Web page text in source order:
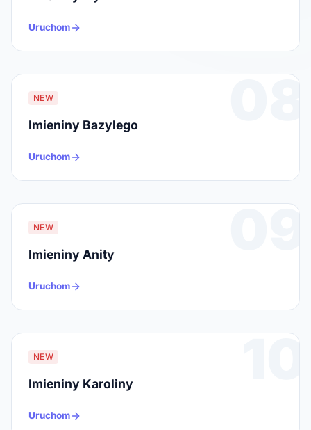
Uruchom
08
NEW
Imieniny Bazylego
Uruchom
09
NEW
Imieniny Anity
Uruchom
10
NEW
Imieniny Karoliny
Uruchom